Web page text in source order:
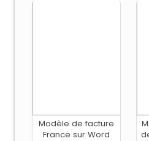
Modèle de facture
France sur Word